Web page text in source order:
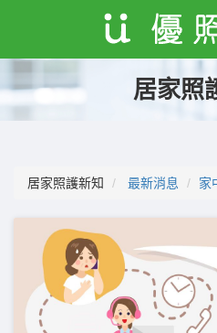
居家照
居家照護新知 最新消息 家